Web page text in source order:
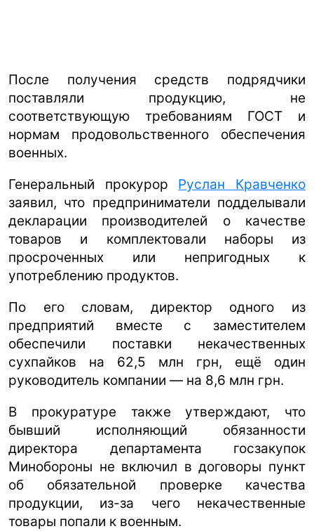
После получения средств подрядчики
поставляли продукцию, не
соответствующую требованиям ГОСТ и
нормам продовольственного обеспечения
военных.
Генеральный прокурор Руслан Кравченко
заявил, что предприниматели подделывали
декларации производителей о качестве
товаров и комплектовали наборы из
просроченных или непригодных к
употреблению продуктов.
По его словам, директор одного из
предприятий вместе с заместителем
обеспечили поставки некачественных
сухпайков на 62,5 млн грн, ещё один
руководитель компании — на 8,6 млн грн.
В прокуратуре также утверждают, что
бывший исполняющий обязанности
директора департамента госзакупок
Минобороны не включил в договоры пункт
об обязательной проверке качества
продукции, из-за чего некачественные
товары попали к военным.